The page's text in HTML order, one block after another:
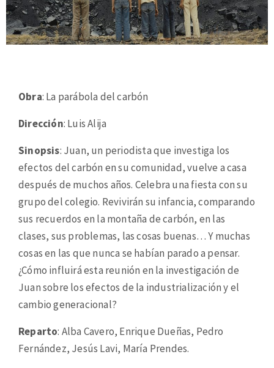
Obra: La parábola del carbón
Dirección: Luis Alija
Sinopsis: Juan, un periodista que investiga los
efectos del carbón en su comunidad, vuelve a casa
después de muchos años. Celebra una fiesta con su
grupo del colegio. Revivirán su infancia, comparando
sus recuerdos en la montaña de carbón, en las
clases, sus problemas, las cosas buenas… Y muchas
cosas en las que nunca se habían parado a pensar.
¿Cómo influirá esta reunión en la investigación de
Juan sobre los efectos de la industrialización y el
cambio generacional?
Reparto: Alba Cavero, Enrique Dueñas, Pedro
Fernández, Jesús Lavi, María Prendes.